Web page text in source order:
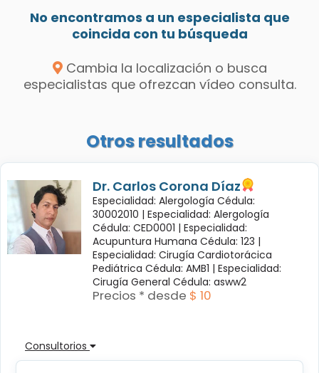
No encontramos a un especialista que
coincida con tu búsqueda
Cambia la localización o busca
especialistas que ofrezcan vídeo consulta.
Otros resultados
Dr. Carlos Corona Díaz
Especialidad: Alergología Cédula:
30002010 | Especialidad: Alergología
Cédula: CED0001 | Especialidad:
Acupuntura Humana Cédula: 123 |
Especialidad: Cirugía Cardiotorácica
Pediátrica Cédula: AMB1 | Especialidad:
Cirugía General Cédula: asww2
Precios * desde $ 10
Consultorios